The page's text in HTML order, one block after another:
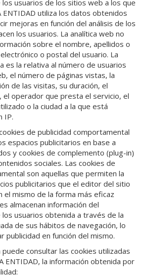
usuarios de los sitios web a los que
ENTIDAD utiliza los datos obtenidos
mejoras en función del análisis de los
los usuarios. La analítica web no
sobre el nombre, apellidos o
o postal del usuario. La
es la relativa al número de usuarios
el número de páginas vistas, la
de las visitas, su duración, el
el operador que presta el servicio, el
o la ciudad a la que está
IP.
de publicidad comportamental
espacios publicitarios en base a
y cookies de complemento (plug-in)
sociales. Las cookies de
son aquellas que permiten la
publicitarios que el editor del sitio
el mismo de la forma más eficaz
almacenan información del
usuarios obtenida a través de la
de sus hábitos de navegación, lo
publicidad en función del mismo.
consultar las cookies utilizadas
ENTIDAD, la información obtenida por